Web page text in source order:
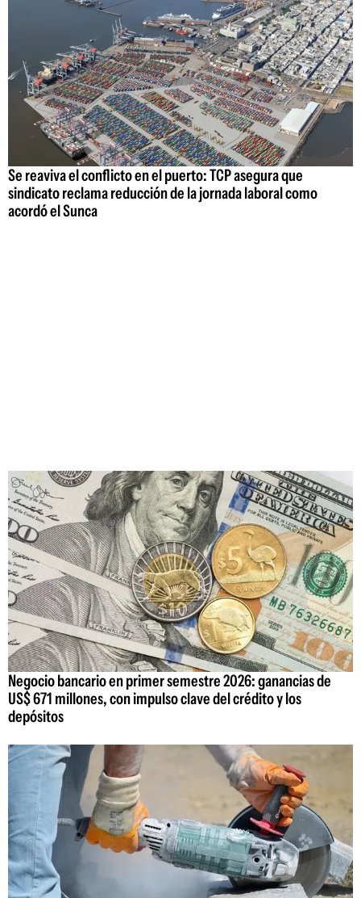
Se reaviva el conflicto en el puerto: TCP asegura que
sindicato reclama reducción de la jornada laboral como
acordó el Sunca
Negocio bancario en primer semestre 2026: ganancias de
US$ 671 millones, con impulso clave del crédito y los
depósitos